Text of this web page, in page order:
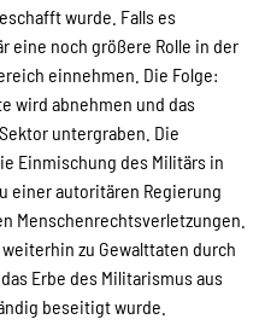
wurde. Falls es
eine noch größere Rolle in der
einnehmen. Die Folge:
wird abnehmen und das
untergraben. Die
Einmischung des Militärs in
einer autoritären Regierung
Menschenrechtsverletzungen.
zu Gewalttaten durch
Erbe des Militarismus aus
beseitigt wurde.